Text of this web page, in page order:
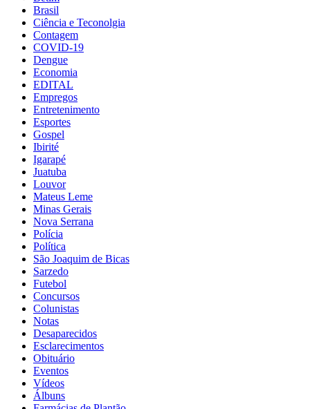
Brasil
Ciência e Teconolgia
Contagem
COVID-19
Dengue
Economia
EDITAL
Empregos
Entretenimento
Esportes
Gospel
Ibirité
Igarapé
Juatuba
Louvor
Mateus Leme
Minas Gerais
Nova Serrana
Polícia
Política
São Joaquim de Bicas
Sarzedo
Futebol
Concursos
Colunistas
Notas
Desaparecidos
Esclarecimentos
Obituário
Eventos
Vídeos
Álbuns